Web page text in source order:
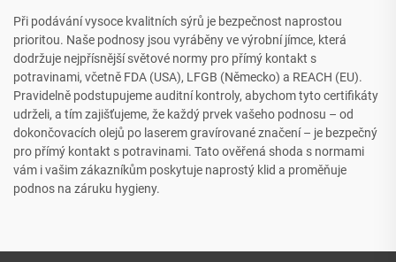
Při podávání vysoce kvalitních sýrů je bezpečnost naprostou
prioritou. Naše podnosy jsou vyráběny ve výrobní jímce, která
dodržuje nejpřísnější světové normy pro přímý kontakt s
potravinami, včetně FDA (USA), LFGB (Německo) a REACH (EU).
Pravidelně podstupujeme auditní kontroly, abychom tyto certifikáty
udrželi, a tím zajišťujeme, že každý prvek vašeho podnosu – od
dokončovacích olejů po laserem gravírované značení – je bezpečný
pro přímý kontakt s potravinami. Tato ověřená shoda s normami
vám i vašim zákazníkům poskytuje naprostý klid a proměňuje
podnos na záruku hygieny.